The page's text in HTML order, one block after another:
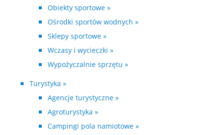
Obiekty sportowe »
Ośrodki sportów wodnych »
Sklepy sportowe »
Wczasy i wycieczki »
Wypożyczalnie sprzętu »
Turystyka »
Agencje turystyczne »
Agroturystyka »
Campingi pola namiotowe »